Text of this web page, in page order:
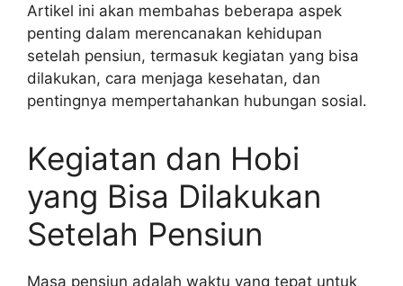
Artikel ini akan membahas beberapa aspek
penting dalam merencanakan kehidupan
setelah pensiun, termasuk kegiatan yang bisa
dilakukan, cara menjaga kesehatan, dan
pentingnya mempertahankan hubungan sosial.
Kegiatan dan Hobi
yang Bisa Dilakukan
Setelah Pensiun
Masa pensiun adalah waktu yang tepat untuk